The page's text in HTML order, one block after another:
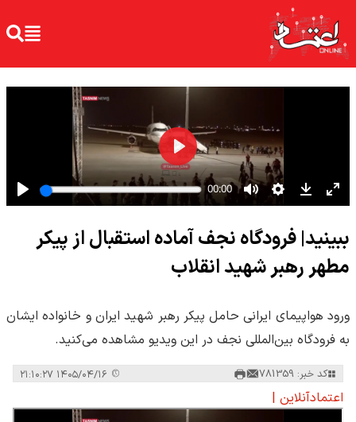
ببینید| فرودگاه نجف آماده استقبال از پیکر
مطهر رهبر شهید انقلاب
ورود هواپیمای ایرانی حامل پیکر رهبر شهید ایران و خانواده ایشان
به فرودگاه بین‌المللی نجف در این ویدیو مشاهده می‌کنید.
کد خبر: 781359
اعتمادآنلاین |